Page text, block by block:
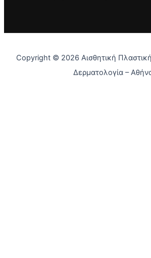
Copyright © 2026 Αισθητική Πλαστική
Δερματολογία –